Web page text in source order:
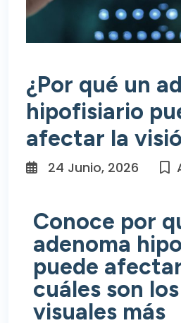
¿Por qué un
hipofisiario
afectar la
24 Junio, 2026
Conoce por
adenoma
puede
cuáles son
visuales más